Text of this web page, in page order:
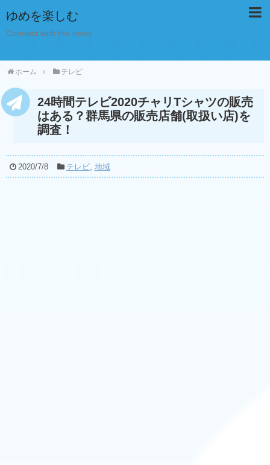
ゆめを楽しむ
Connect with the news
ホーム テレビ
24時間テレビ2020チャリTシャツの販売
はある？群馬県の販売店舗(取扱い店)を
調査！
2020/7/8 テレビ, 地域